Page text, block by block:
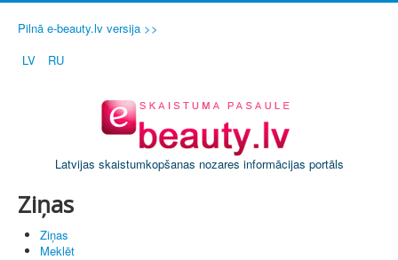
Pilnā e-beauty.lv versija >>
LV
RU
Latvijas skaistumkopšanas nozares informācijas portāls
Ziņas
Ziņas
Meklēt